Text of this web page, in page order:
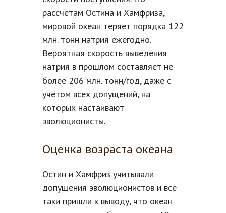
рассчетам Остина и Хамфриза,
мировой океан теряет порядка 122
млн. тонн натрия ежегодно.
Вероятная скорость выведения
натрия в прошлом составляет не
более 206 млн. тонн/год, даже с
учетом всех допущений, на
которых настаивают
эволюционисты.
Оценка возраста океана
Остин и Хамфриз учитывали
допущения эволюционистов и все
таки пришли к выводу, что океан